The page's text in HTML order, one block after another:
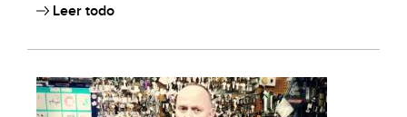
Leer todo